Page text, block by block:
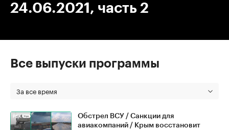
24.06.2021, часть 2
Все выпуски программы
За все время
Обстрел ВСУ / Санкции для
авиакомпаний / Крым восстановит